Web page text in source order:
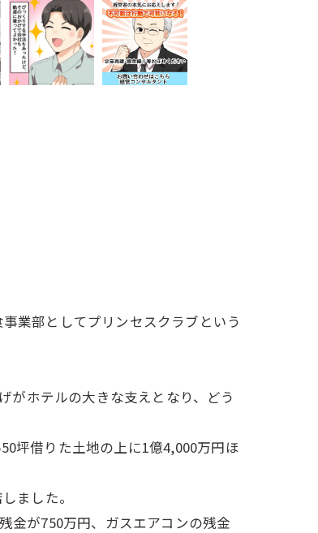
業部としてプリンセスクラブという
がホテルの大きな支えとなり、どう
坪借りた土地の上に1億4,000万円ほ
ました。
金が750万円、ガスエアコンの残金